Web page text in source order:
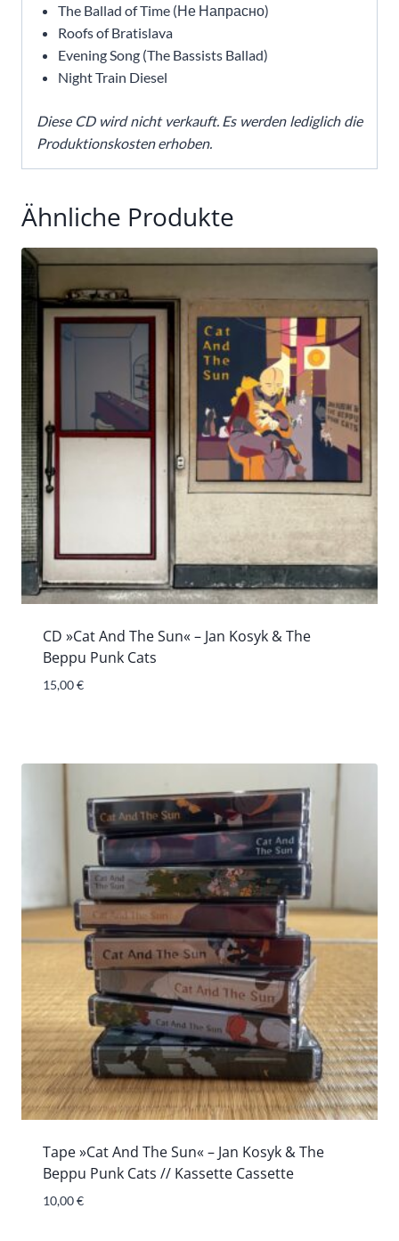
The Ballad of Time (Не Напрасно)
Roofs of Bratislava
Evening Song (The Bassists Ballad)
Night Train Diesel
Diese CD wird nicht verkauft. Es werden lediglich die
Produktionskosten erhoben.
Ähnliche Produkte
CD »Cat And The Sun« – Jan Kosyk & The
Beppu Punk Cats
15,00€
Tape »Cat And The Sun« – Jan Kosyk & The
Beppu Punk Cats // Kassette Cassette
10,00€